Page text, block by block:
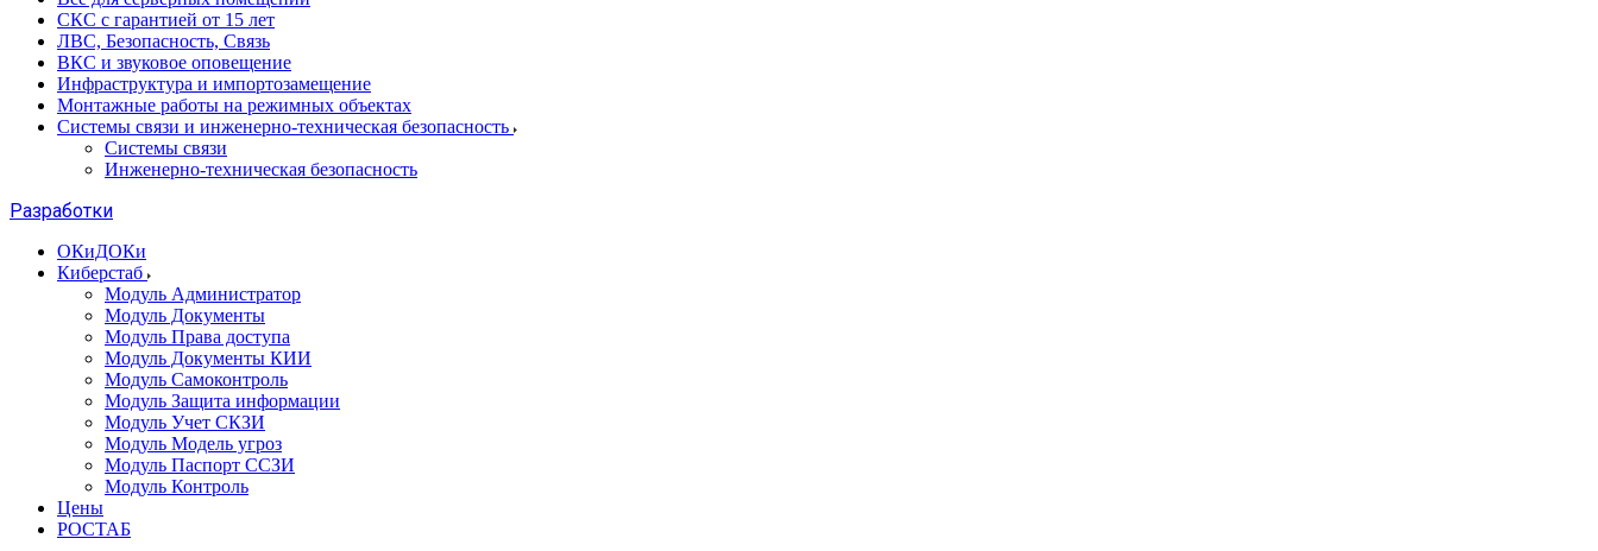
СКС с гарантией от 15 лет
ЛВС, Безопасность, Связь
ВКС и звуковое оповещение
Инфраструктура и импортозамещение
Монтажные работы на режимных объектах
Системы связи и инженерно-техническая безопасность
Системы связи
Инженерно-техническая безопасность
Разработки
ОКиДОКи
Киберстаб
Модуль Администратор
Модуль Документы
Модуль Права доступа
Модуль Документы КИИ
Модуль Самоконтроль
Модуль Защита информации
Модуль Учет СКЗИ
Модуль Модель угроз
Модуль Паспорт ССЗИ
Модуль Контроль
Цены
РОСТАБ